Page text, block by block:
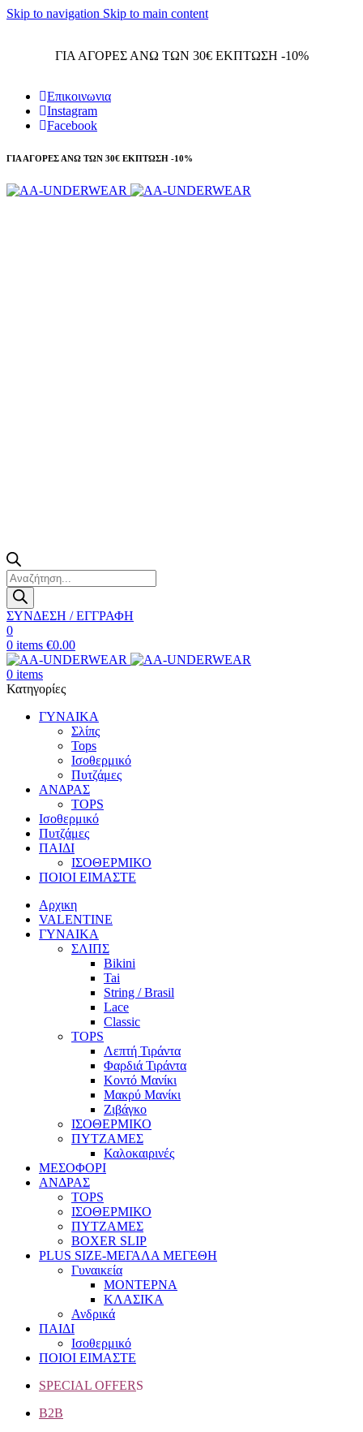
Skip to navigation Skip to main content
ΓΙΑ ΑΓΟΡΕΣ ΑΝΩ ΤΩΝ 30€ ΕΚΠΤΩΣΗ -10%
Επικοινωνια
Instagram
Facebook
ΓΙΑ ΑΓΟΡΕΣ ΑΝΩ ΤΩΝ 30€ ΕΚΠΤΩΣΗ -10%
Products
search
ΣΥΝΔΕΣΗ / ΕΓΓΡΑΦΗ
0
0 items €0.00
0 items
Κατηγορίες
ΓΥΝΑΙΚΑ
Σλίπς
Tops
Ισοθερμικό
Πυτζάμες
ΑΝΔΡΑΣ
TOPS
Ισοθερμικό
Πυτζάμες
ΠΑΙΔΙ
ΙΣΟΘΕΡΜΙΚΟ
ΠΟΙΟΙ ΕΙΜΑΣΤΕ
Αρχικη
VALENTINE
ΓΥΝΑΙΚΑ
ΣΛΙΠΣ
Bikini
Tai
String / Brasil
Lace
Classic
TOPS
Λεπτή Τιράντα
Φαρδιά Τιράντα
Κοντό Μανίκι
Μακρύ Μανίκι
Ζιβάγκο
ΙΣΟΘΕΡΜΙΚΟ
ΠΥΤΖΑΜΕΣ
Καλοκαιρινές
ΜΕΣΟΦΟΡΙ
ΑΝΔΡΑΣ
TOPS
ΙΣΟΘΕΡΜΙΚΟ
ΠΥΤΖΑΜΕΣ
BOXER SLIP
PLUS SIZE-ΜΕΓΑΛΑ ΜΕΓΕΘΗ
Γυναικεία
ΜΟΝΤΕΡΝΑ
ΚΛΑΣΙΚΑ
Ανδρικά
ΠΑΙΔΙ
Ισοθερμικό
ΠΟΙΟΙ ΕΙΜΑΣΤΕ
SPECIAL OFFERS
B2B